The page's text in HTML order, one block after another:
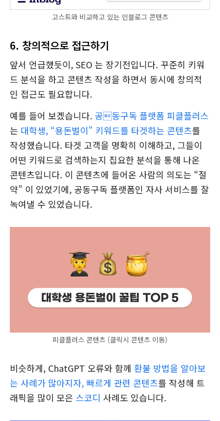
고스트와 비교하고 있는 인블로그 콘텐츠
6. 창의적으로 접근하기
앞서 언급했듯이, SEO 는 장기전입니다. 꾸준히 키워
드 분석을 하고 콘텐츠 작성을 하면서 동시에 창의적
인 접근도 필요합니다.
예를 들어 보겠습니다. 공동구독 플랫폼 피클플러스
는 대학생, “용돈벌이” 키워드를 타겟하는 콘텐츠를
작성했습니다. 타겟 고객을 명확히 이해하고, 그들이
어떤 키워드로 검색하는지 집요한 분석을 통해 나온
콘텐츠입니다. 이 콘텐츠에 들어온 사람의 의도는 “절
약” 이 있었기에, 공동구독 플랫폼인 자사 서비스를 잘
녹여낼 수 있었습니다.
피클플러스 콘텐츠 (클릭시 콘텐츠 이동)
비슷하게, ChatGPT 오류와 함께 환불 방법을 알아보
는 사례가 많아지자, 빠르게 관련 콘텐츠를 작성해 트
래픽을 많이 모은 스코디 사례도 있습니다.